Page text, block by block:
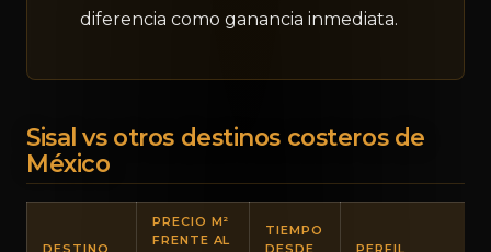
diferencia como ganancia inmediata.
Sisal vs otros destinos costeros de
México
PRECIO M²
FRENTE AL
TIEMPO